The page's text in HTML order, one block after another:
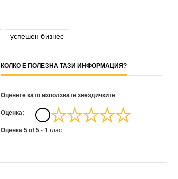
успешен бизнес
КОЛКО Е ПОЛЕЗНА ТАЗИ ИНФОРМАЦИЯ?
Оценете като използвате звездичките
Oценка:
Оценка 5 of 5 - 1 глас.